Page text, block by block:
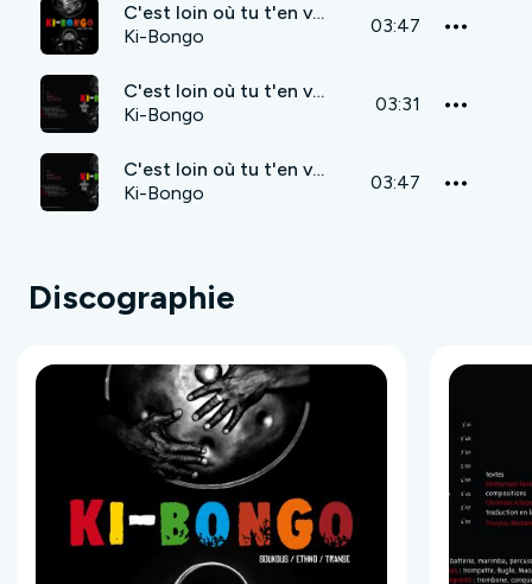
C'est loin où tu t'en vas Remix Dj Zebra
Ki-Bongo
03:47
C'est loin où tu t'en vas
Ki-Bongo
03:31
C'est loin où tu t'en vas Remix Dj Zebra
Ki-Bongo
03:47
Discographie